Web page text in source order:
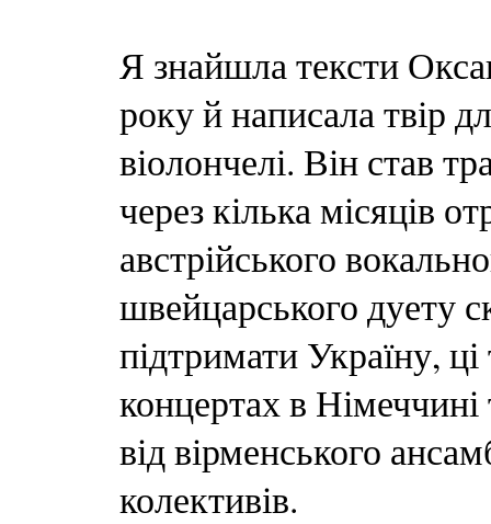
Я знайшла тексти
року й написала твір
віолончелі. Він став
через кілька місяців
австрійського
швейцарського дуету
підтримати Україну,
концертах в
від вірменського
колективів.